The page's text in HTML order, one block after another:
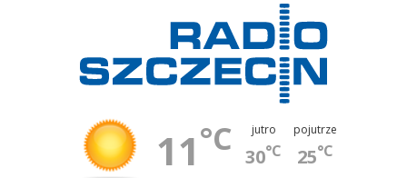
11°C jutro
30°C
pojutrze
25°C